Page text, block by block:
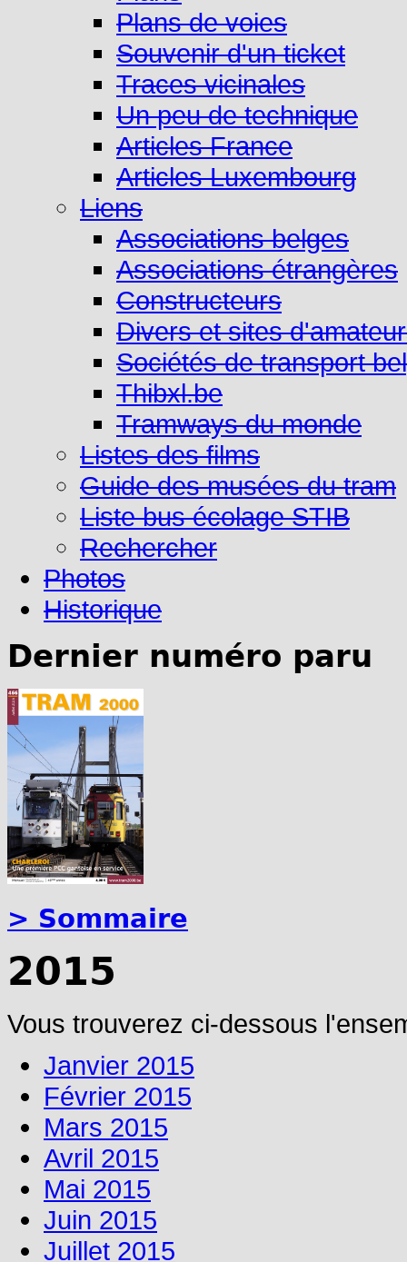
Plans de voies
Souvenir d'un ticket
Traces vicinales
Un peu de technique
Articles France
Articles Luxembourg
Liens
Associations belges
Associations étrangères
Constructeurs
Divers et sites
Sociétés de transport
Thibxl.be
Tramways du monde
Listes des films
Guide des musées du tram
Liste bus écolage STIB
Rechercher
Photos
Historique
Dernier numéro paru
> Sommaire
2015
Vous trouverez ci-dessous
Janvier 2015
Février 2015
Mars 2015
Avril 2015
Mai 2015
Juin 2015
Juillet 2015